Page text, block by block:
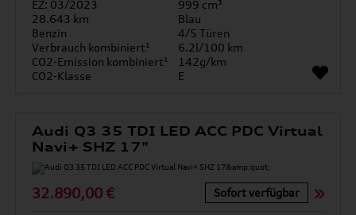
EZ: 03/2023
999 cm³
28.643 km
Blau
Benzin
4/5 Türen
Verbrauch kombiniert¹
6.2l/100 km
CO2-Emission kombiniert¹
142g/km
CO2-Klasse
E
Audi Q3 35 TDI LED ACC PDC Virtual
Navi+ SHZ 17"
32.890,00 € Sofort verfügbar